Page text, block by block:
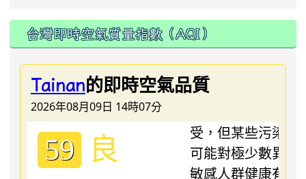
台灣即時空氣質量指數（AQI）
Tainan的即時空氣品質
2026年08月09日 14時07分
59 良